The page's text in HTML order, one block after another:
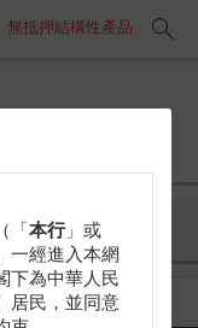
無抵押結構性產品
沽空
「本行」或
一經進入本網
下為中華人民
居民，並同意